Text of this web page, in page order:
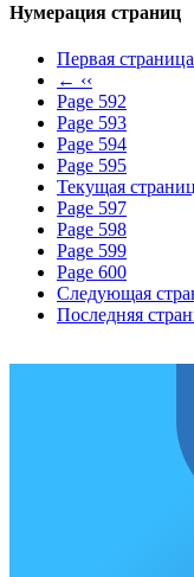
Нумерация страниц
Первая страница
← ‹‹
Page 592
Page 593
Page 594
Page 595
Текущая
Page 597
Page 598
Page 599
Page 600
Следующая
Последняя